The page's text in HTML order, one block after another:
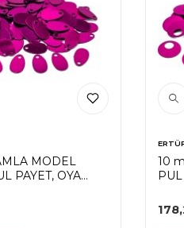
MODEL
PAYET, OYA
RENK
10
PUL